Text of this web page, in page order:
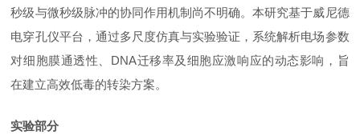
秒级与微秒级脉冲的协同作用机制尚不明确。本研究基于威尼德
电穿孔仪平台，通过多尺度仿真与实验验证，系统解析电场参数
对细胞膜通透性、 DNA迁移率及细胞应激响应的动态影响，旨
在建立高效低毒的转染方案。
实验部分